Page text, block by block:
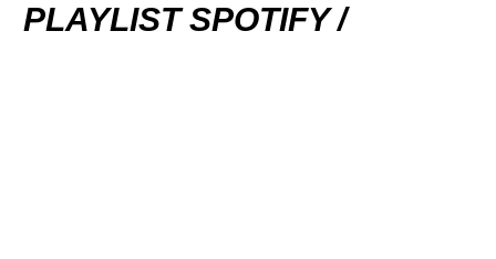
PLAYLIST SPOTIFY /